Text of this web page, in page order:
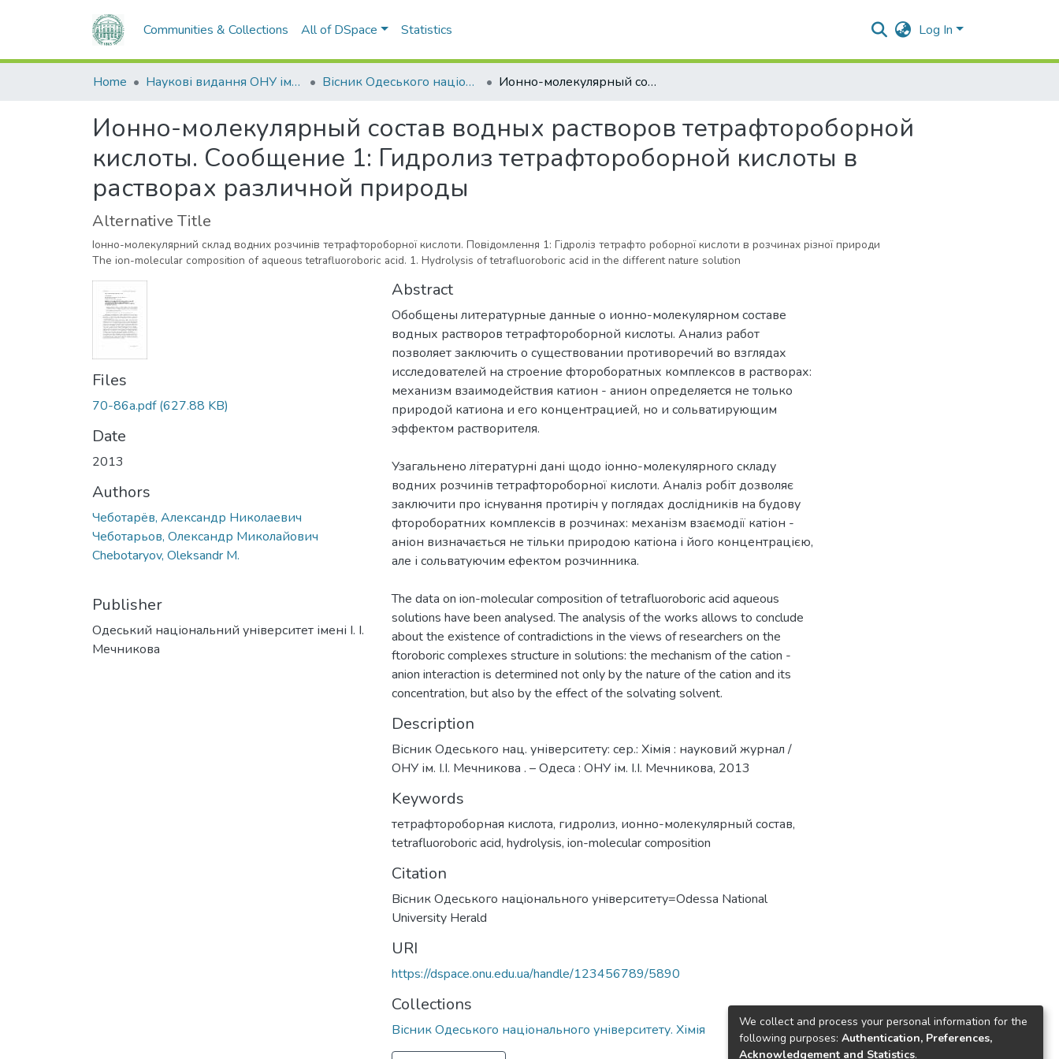
Communities & Collections All of DSpace Statistics Log In
Home Наукові видання ОНУ імені І. І. Мечникова Вісник Одеського національного університету. Хімія Ионно-молекулярный состав водных растворов тетрафтороборной кислоты. Сообщение 1: Гидролиз тетрафтороборной кислоты в растворах различной природы
Ионно-молекулярный состав водных растворов тетрафтороборной
кислоты. Сообщение 1: Гидролиз тетрафтороборной кислоты в
растворах различной природы
Alternative Title
Іонно-молекулярний склад водних розчинів тетрафтороборної кислоти. Повідомлення 1: Гідроліз тетрафто роборної кислоти в розчинах різної природи
The ion-molecular composition of aqueous tetrafluoroboric acid. 1. Hydrolysis of tetrafluoroboric acid in the different nature solution
Files
70-86a.pdf(627.88 KB)
Date
2013
Authors
Чеботарёв, Александр Николаевич
Чеботарьов, Олександр Миколайович
Chebotaryov, Oleksandr M.
Publisher
Одеський національний університет імені І. І.
Мечникова
Abstract
Обобщены литературные данные о ионно-молекулярном составе
водных растворов тетрафтороборной кислоты. Анализ работ
позволяет заключить о существовании противоречий во взглядах
исследователей на строение фтороборатных комплексов в растворах:
механизм взаимодействия катион - анион определяется не только
природой катиона и его концентрацией, но и сольватирующим
Узагальнено літературні дані щодо іонно-молекулярного складу
водних розчинів тетрафтороборної кислоти. Аналіз робіт дозволяє
заключити про існування протиріч у поглядах дослідників на будову
фтороборатних комплексів в розчинах: механізм взаємодії катіон -
аніон визначається не тільки природою катіона і його концентрацією,
The data on ion-molecular composition of tetrafluoroboric acid aqueous
solutions have been analysed. The analysis of the works allows to conclude
about the existence of contradictions in the views of researchers on the
ftoroboric complexes structure in solutions: the mechanism of the cation -
anion interaction is determined not only by the nature of the cation and its
concentration, but also by the effect of the solvating solvent.
Description
Вісник Одеського нац. університету: сер.: Хімія : науковий журнал /
ОНУ ім. І.І. Мечникова . – Одеса : ОНУ ім. І.І. Мечникова, 2013
Keywords
тетрафтороборная кислота, гидролиз, ионно-молекулярный состав,
tetrafluoroboric acid, hydrolysis, ion-molecular composition
Citation
Вiсник Одеського нацiонального унiверситету=Odessa National
University Herald
URI
https://dspace.onu.edu.ua/handle/123456789/5890
Collections
Вісник Одеського національного університету. Хімія
We collect and process your personal information for the
following purposes: Authentication, Preferences,
Acknowledgement and Statistics.